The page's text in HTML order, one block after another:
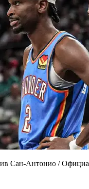
Сан-Антонио /